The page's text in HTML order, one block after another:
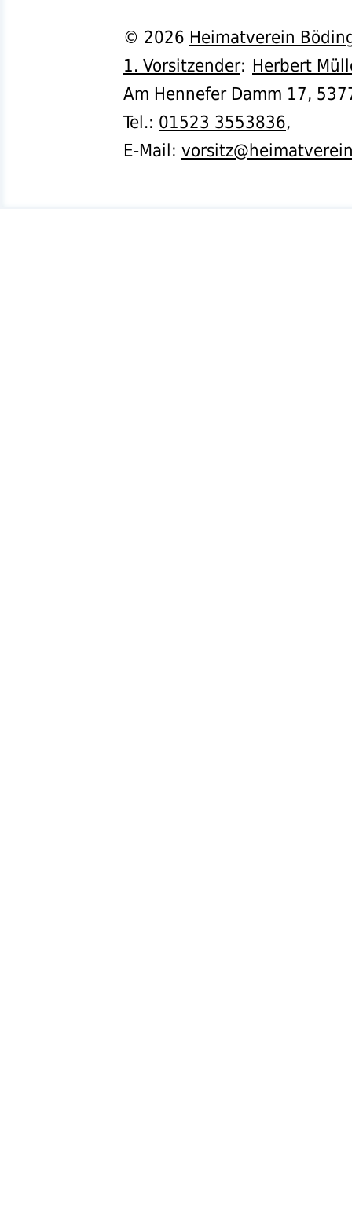
© 2026 Heimatverein
1. Vorsitzender: Herbert
Am Hennefer Damm 17,
Tel.: 01523 3553836,
E-Mail: